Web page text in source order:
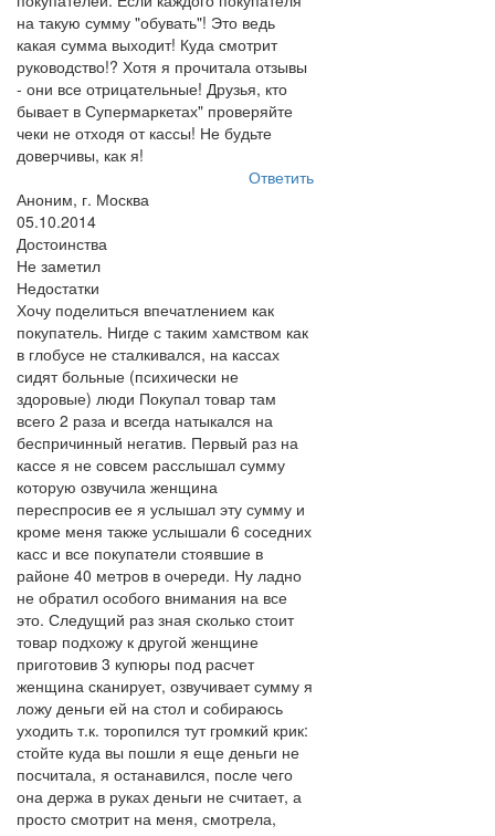
на такую сумму "обувать"! Это ведь
какая сумма выходит! Куда смотрит
руководство!? Хотя я прочитала отзывы
- они все отрицательные! Друзья, кто
бывает в Супермаркетах" проверяйте
чеки не отходя от кассы! Не будьте
доверчивы, как я!
Ответить
Аноним, г. Москва
05.10.2014
Достоинства
Не заметил
Недостатки
Хочу поделиться впечатлением как
покупатель. Нигде с таким хамством как
в глобусе не сталкивался, на кассах
сидят больные (психически не
здоровые) люди Покупал товар там
всего 2 раза и всегда натыкался на
беспричинный негатив. Первый раз на
кассе я не совсем расслышал сумму
которую озвучила женщина
переспросив ее я услышал эту сумму и
кроме меня также услышали 6 соседних
касс и все покупатели стоявшие в
районе 40 метров в очереди. Ну ладно
не обратил особого внимания на все
это. Следущий раз зная сколько стоит
товар подхожу к другой женщине
приготовив 3 купюры под расчет
женщина сканирует, озвучивает сумму я
ложу деньги ей на стол и собираюсь
уходить т.к. торопился тут громкий крик:
стойте куда вы пошли я еще деньги не
посчитала, я останавился, после чего
она держа в руках деньги не считает, а
просто смотрит на меня, смотрела,